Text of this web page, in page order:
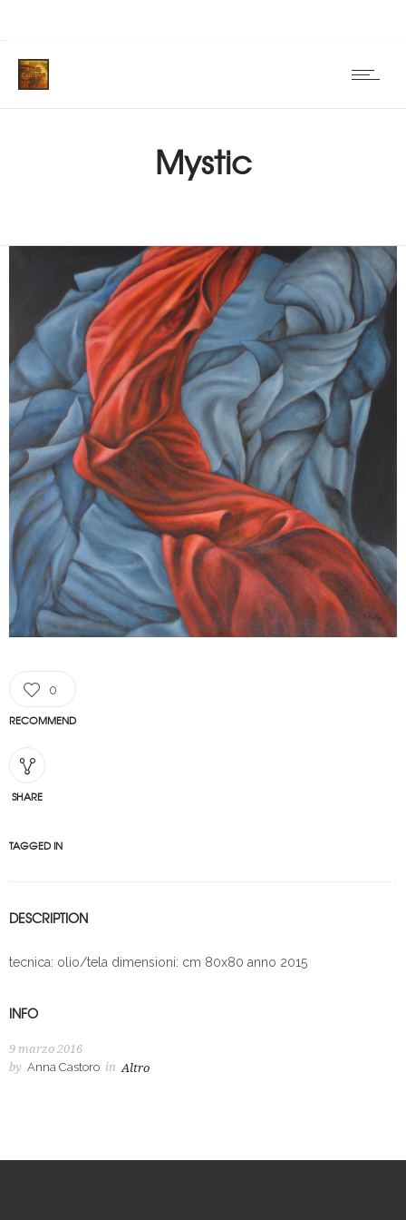
Mystic
0
RECOMMEND
SHARE
TAGGED IN
DESCRIPTION
tecnica: olio/tela dimensioni: cm 80x80 anno 2015
INFO
9 marzo 2016
by Anna Castoro in Altro